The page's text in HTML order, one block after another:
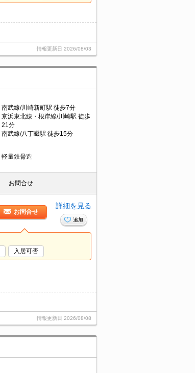
情報更新日 2026/08/03
南武線/川崎新町駅 徒歩7分
京浜東北線・根岸線/川崎駅 徒歩
21分
南武線/八丁畷駅 徒歩15分
軽量鉄骨造
お問合せ
お問合せ
詳細を見る
追加
入居可否
情報更新日 2026/08/08